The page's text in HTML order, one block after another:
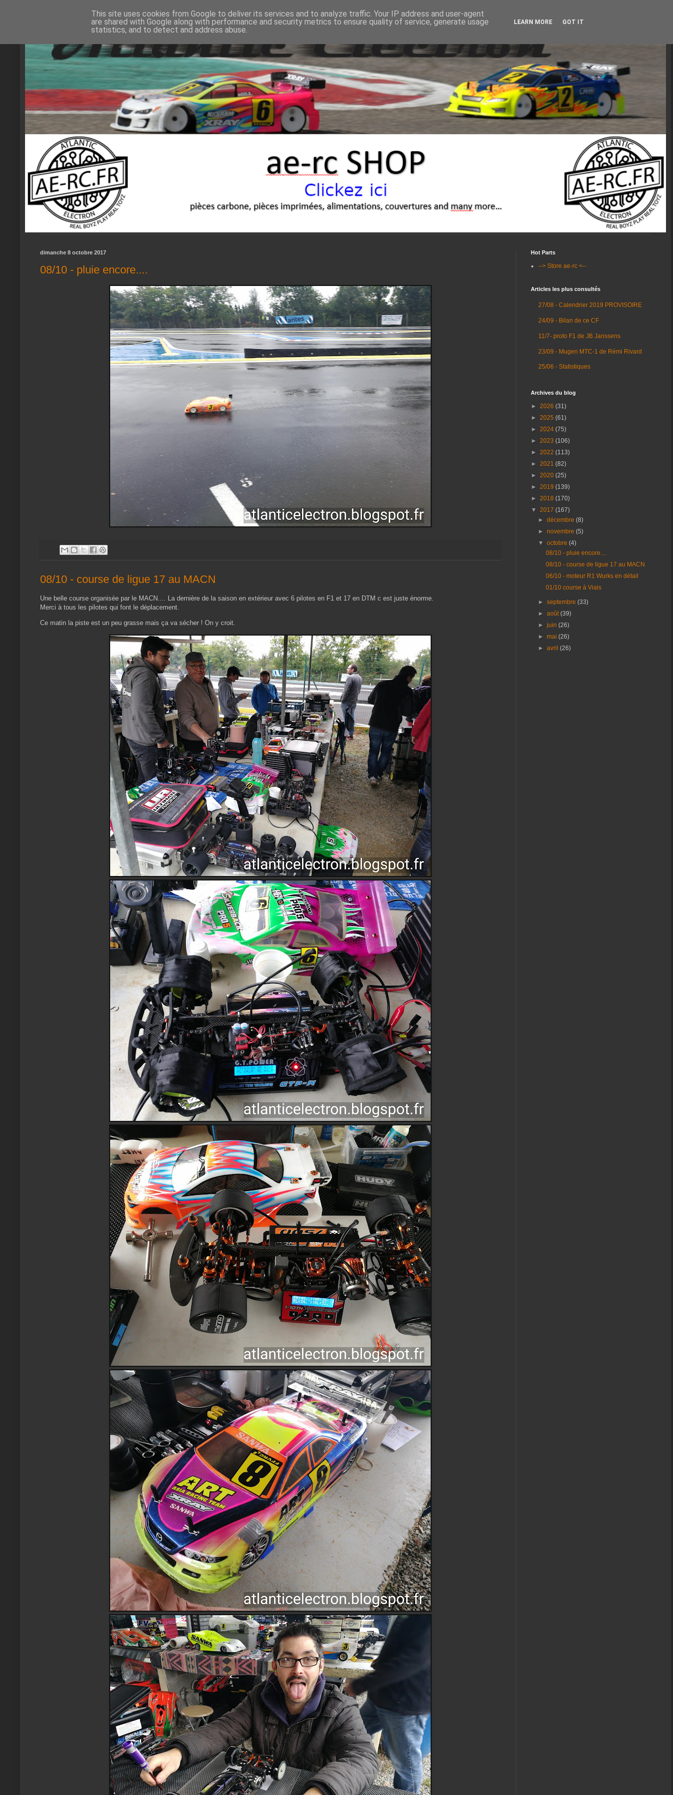
dimanche 8 octobre 2017
08/10 - pluie encore....
08/10 - course de ligue 17 au MACN
Une belle course organisée par le MACN.... La dernière de la saison en extérieur avec 6 pilotes en F1 et 17 en DTM c est juste énorme.
Merci à tous les pilotes qui font le déplacement.
Ce matin la piste est un peu grasse mais ça va sécher ! On y croit.
Hot Parts
--> Store ae-rc <--
Articles les plus consultés
27/08 - Calendrier 2019 PROVISOIRE
24/09 - Bilan de ce CF
11/7- proto F1 de JB Janssens
23/09 - Mugen MTC-1 de Rémi Rivard
25/06 - Statistiques
Archives du blog
► 2026 (31)
► 2025 (61)
► 2024 (75)
► 2023 (106)
► 2022 (113)
► 2021 (82)
► 2020 (25)
► 2019 (139)
► 2018 (170)
▼ 2017 (167)
►décembre(8)
►novembre(5)
▼octobre(4)
08/10 - pluie encore....
08/10 - course de ligue 17 au MACN
06/10 - moteur R1 Wurks en détail
01/10 course à Viais
►septembre(33)
►août(39)
►juin(26)
►mai(26)
►avril(26)
This site uses cookies from Google to deliver its services and to analyze traffic. Your IP address and user-agent
are shared with Google along with performance and security metrics to ensure quality of service, generate usage
statistics, and to detect and address abuse.
LEARN MORE GOT IT